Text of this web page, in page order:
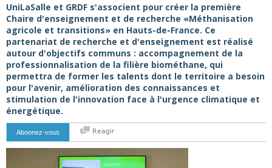
UniLaSalle et GRDF s'associent pour créer la première
Chaire d'enseignement et de recherche «Méthanisation
agricole et transitions» en Hauts-de-France. Ce
partenariat de recherche et d'enseignement est réalisé
autour d'objectifs communs : accompagnement de la
professionnalisation de la filière biométhane, qui
permettra de former les talents dont le territoire a besoin
pour l'avenir, amélioration des connaissances et
stimulation de l'innovation face à l'urgence climatique et
énergétique.
Abonnez-vous Reagir